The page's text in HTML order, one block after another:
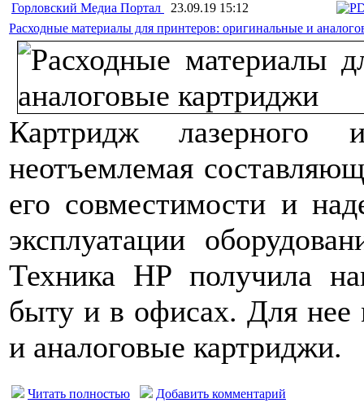
Горловский Медиа Портал
23.09.19 15:12
Расходные материалы для принтеров: оригинальные и
Картридж лазерного
неотъемлемая
его совместимости и
эксплуатации
Техника HP получила
быту и в офисах. Для нее
и аналоговые картриджи.
Читать полностью Добавить комментарий